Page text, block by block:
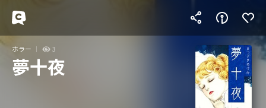
ホラー 3
夢十夜